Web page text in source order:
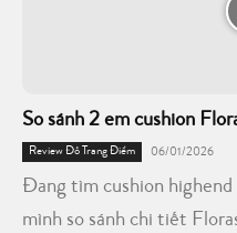
So sánh 2 em cushion
Review Đồ Trang Điểm 06/01/2026
Đang tìm cushion
mình so sánh chi tiết